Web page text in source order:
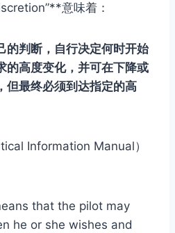
意味着：
的判断，自行决定何时开始
的高度变化，并可在下降或
但最终必须到达指定的高
Information Manual）
that the pilot may
he or she wishes and